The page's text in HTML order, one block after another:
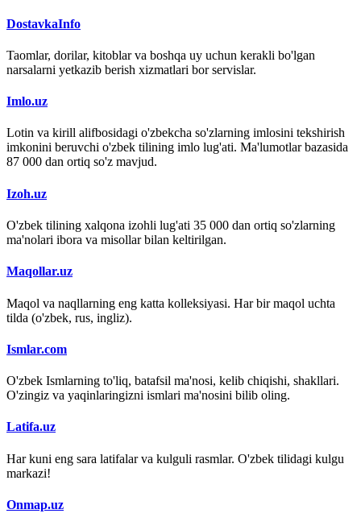
DostavkaInfo
Taomlar, dorilar, kitoblar va boshqa uy uchun kerakli bo'lgan
narsalarni yetkazib berish xizmatlari bor servislar.
Imlo.uz
Lotin va kirill alifbosidagi o'zbekcha so'zlarning imlosini tekshirish
imkonini beruvchi o'zbek tilining imlo lug'ati. Ma'lumotlar bazasida
87 000 dan ortiq so'z mavjud.
Izoh.uz
O'zbek tilining xalqona izohli lug'ati 35 000 dan ortiq so'zlarning
ma'nolari ibora va misollar bilan keltirilgan.
Maqollar.uz
Maqol va naqllarning eng katta kolleksiyasi. Har bir maqol uchta
tilda (o'zbek, rus, ingliz).
Ismlar.com
O'zbek Ismlarning to'liq, batafsil ma'nosi, kelib chiqishi, shakllari.
O'zingiz va yaqinlaringizni ismlari ma'nosini bilib oling.
Latifa.uz
Har kuni eng sara latifalar va kulguli rasmlar. O'zbek tilidagi kulgu
markazi!
Onmap.uz